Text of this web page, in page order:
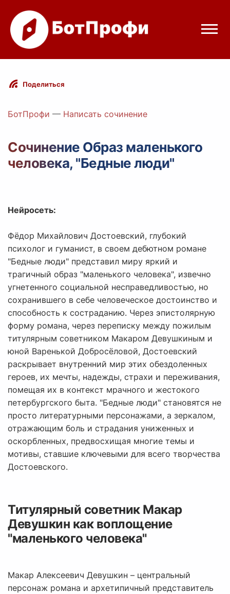
Режимы бота
Цены
Вход с Telegram
Поделиться
БотПрофи — Написать сочинение
Сочинение Образ маленького
человека, "Бедные люди"
Нейросеть:
Фёдор Михайлович Достоевский, глубокий
психолог и гуманист, в своем дебютном романе
"Бедные люди" представил миру яркий и
трагичный образ "маленького человека", извечно
угнетенного социальной несправедливостью, но
сохранившего в себе человеческое достоинство и
способность к состраданию. Через эпистолярную
форму романа, через переписку между пожилым
титулярным советником Макаром Девушкиным и
юной Варенькой Добросёловой, Достоевский
раскрывает внутренний мир этих обездоленных
героев, их мечты, надежды, страхи и переживания,
помещая их в контекст мрачного и жестокого
петербургского быта. "Бедные люди" становятся не
просто литературными персонажами, а зеркалом,
отражающим боль и страдания униженных и
оскорбленных, предвосхищая многие темы и
мотивы, ставшие ключевыми для всего творчества
Достоевского.
Титулярный советник Макар
Девушкин как воплощение
"маленького человека"
Макар Алексеевич Девушкин – центральный
персонаж романа и архетипичный представитель